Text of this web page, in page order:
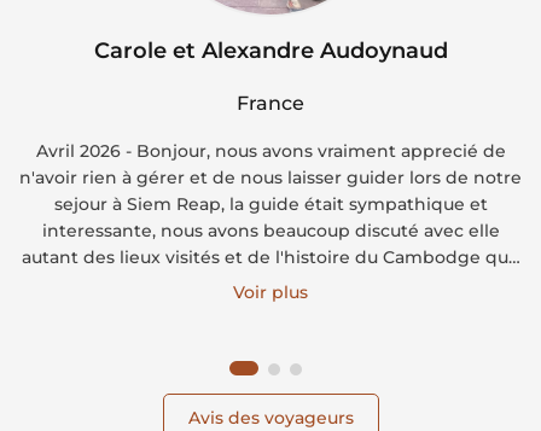
Carole et Alexandre Audoynaud
France
Avril 2026 - Bonjour, nous avons vraiment apprecié de
n'avoir rien à gérer et de nous laisser guider lors de notre
sejour à Siem Reap, la guide était sympathique et
interessante, nous avons beaucoup discuté avec elle
autant des lieux visités et de l'histoire du Cambodge que
de la vie en général dans son pays. Le chauffeur était
très bien, espace exterieur piscine très apréciable après
les journées de visite, personnel adorable.
Voir plus
Avis des voyageurs